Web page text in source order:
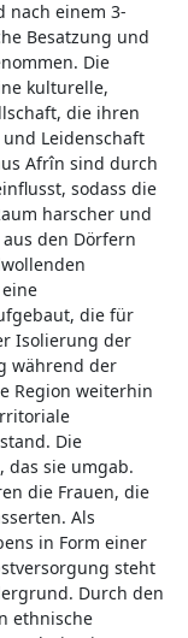
nach einem 3-
Besatzung und
Die
kulturelle,
die ihren
Leidenschaft
Afrîn sind durch
sodass die
harscher und
den Dörfern
die für
Isolierung der
während der
Region weiterhin
Die
das sie umgab.
die Frauen, die
Als
in Form einer
steht
Durch den
ethnische